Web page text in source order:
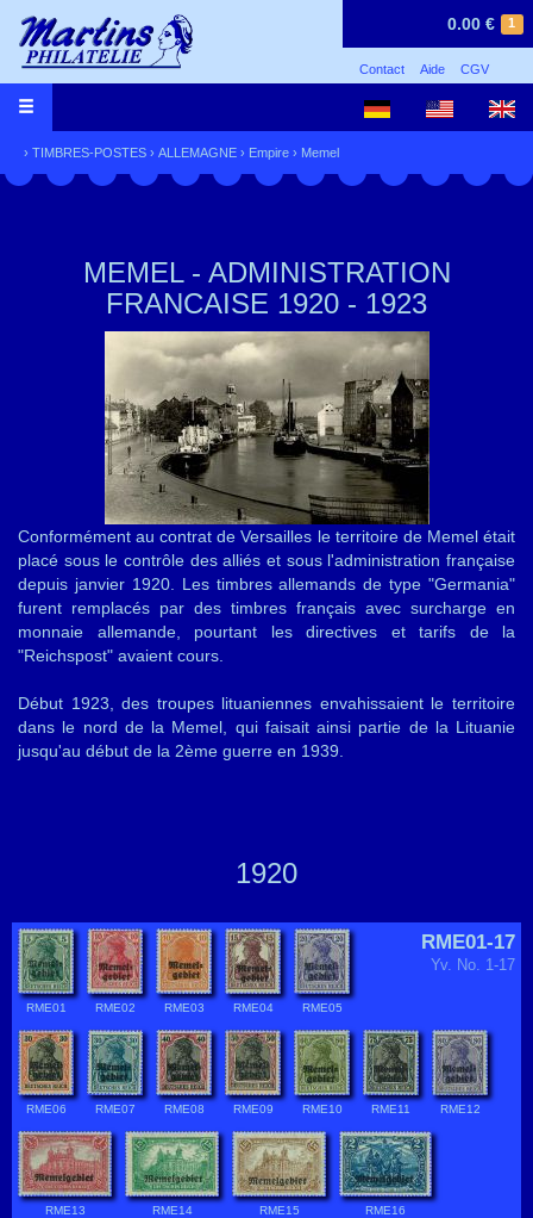
1
0.00 €
Contact Aide CGV
› TIMBRES-POSTES › ALLEMAGNE › Empire › Memel
MEMEL - ADMINISTRATION
FRANCAISE 1920 - 1923
Conformément au contrat de Versailles le territoire de Memel était
placé sous le contrôle des alliés et sous l'administration française
depuis janvier 1920. Les timbres allemands de type "Germania"
furent remplacés par des timbres français avec surcharge en
monnaie allemande, pourtant les directives et tarifs de la
"Reichspost" avaient cours.
Début 1923, des troupes lituaniennes envahissaient le territoire
dans le nord de la Memel, qui faisait ainsi partie de la Lituanie
jusqu'au début de la 2ème guerre en 1939.
1920
RME01-17
Yv. No. 1-17
RME01 RME02 RME03 RME04 RME05
RME06 RME07 RME08 RME09 RME10 RME11 RME12
RME13 RME14 RME15 RME16